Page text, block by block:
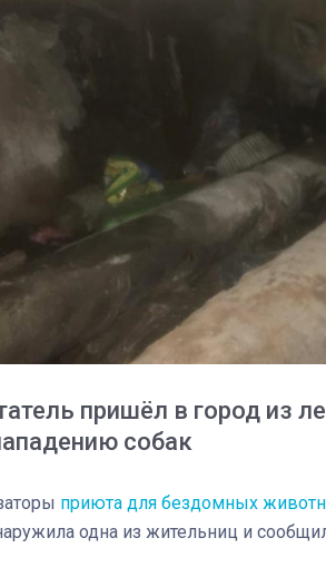
пришёл в город из
собак
приюта для бездомных
одна из жительниц и